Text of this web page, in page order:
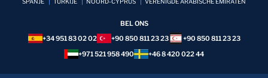
BEL ONS
+34 951 83 02 02
+90 850 811 23 23
+90 850 811 23 23
+971 521 958 490
+46 8 420 022 44